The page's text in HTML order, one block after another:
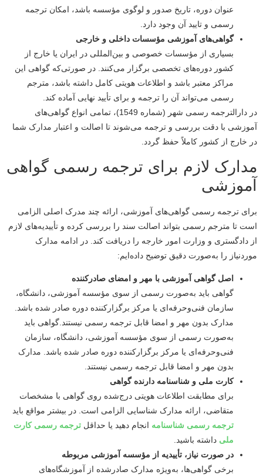
عنوان دوره، تاریخ صدور و لوگوی مؤسسه باشد، امکان ترجمه
رسمی و تایید آن وجود دارد.
گواهی‌های آموزشی مؤسسات داخلی و خارجی
بسیاری از مؤسسات خصوصی و بین‌المللی در ایران یا خارج از
کشور دوره‌های تخصصی برگزار می‌کنند. در صورتی‌که گواهی این
مراکز معتبر باشد و اطلاعات هویتی کامل داشته باشد، مترجم
رسمی می‌تواند آن را ترجمه و برای تأیید نهایی آماده کند.
در دارالترجمه رسمی شهر (شماره 1549)، تمامی انواع گواهی‌های
آموزشی با دقت بررسی و ترجمه می‌شوند تا اصالت و اعتبار مدارک شما
در خارج از کشور کاملاً حفظ گردد.
مدارک لازم برای ترجمه رسمی گواهی
آموزشی
برای ترجمه رسمی گواهی‌های آموزشی، ارائه چند مدرک اصلی الزامی
است تا مترجم رسمی بتواند اصالت سند را بررسی کرده و تأییدیه‌های لازم
از دادگستری و وزارت امور خارجه را دریافت کند. در ادامه مدارک
موردنیاز را به‌صورت دقیق توضیح داده‌ایم:
اصل گواهی آموزشی با مهر و امضای صادرکننده
گواهی باید به‌صورت رسمی از سوی مؤسسه آموزشی، دانشگاه،
سازمان فنی‌وحرفه‌ای یا مرکز برگزارکننده دوره صادر شده باشد.
مدارک بدون مهر و امضا قابل ترجمه رسمی نیستند.گواهی باید
به‌صورت رسمی از سوی مؤسسه آموزشی، دانشگاه، سازمان
فنی‌وحرفه‌ای یا مرکز برگزارکننده دوره صادر شده باشد. مدارک
بدون مهر و امضا قابل ترجمه رسمی نیستند.
کارت ملی و شناسنامه دارنده گواهی
برای مطابقت اطلاعات هویتی درج‌شده روی گواهی با مشخصات
متقاضی، ارائه مدارک شناسایی الزامی است. در بیشتر مواقع باید
ترجمه رسمی شناسنامه انجام دهید یا حداقل ترجمه رسمی کارت
ملی داشته باشید.
در صورت نیاز، تأییدیه از مؤسسه آموزشی مربوطه
برخی گواهی‌ها، به‌ویژه مدارک صادرشده از آموزشگاه‌های